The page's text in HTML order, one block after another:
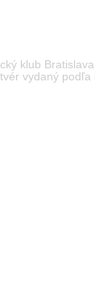
klub
vydaný podľa